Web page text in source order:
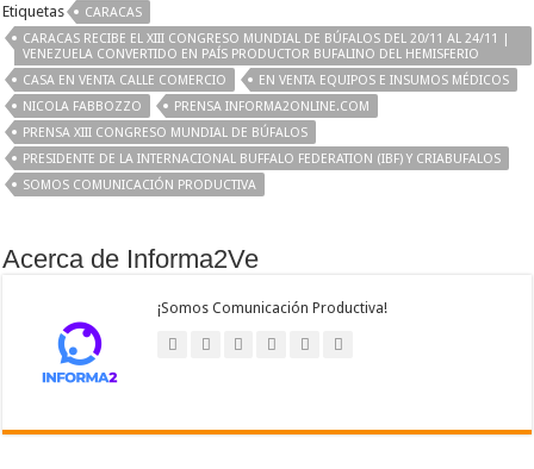
Etiquetas
CARACAS
CARACAS RECIBE EL XIII CONGRESO MUNDIAL DE BÚFALOS DEL 20/11 AL 24/11 |
VENEZUELA CONVERTIDO EN PAÍS PRODUCTOR BUFALINO DEL HEMISFERIO
CASA EN VENTA CALLE COMERCIO
EN VENTA EQUIPOS E INSUMOS MÉDICOS
NICOLA FABBOZZO
PRENSA INFORMA2ONLINE.COM
PRENSA XIII CONGRESO MUNDIAL DE BÚFALOS
PRESIDENTE DE LA INTERNACIONAL BUFFALO FEDERATION (IBF) Y CRIABUFALOS
SOMOS COMUNICACIÓN PRODUCTIVA
Acerca de Informa2Ve
¡Somos Comunicación Productiva!